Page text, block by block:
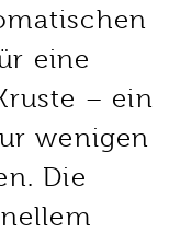
eine
– ein
wenigen
Die